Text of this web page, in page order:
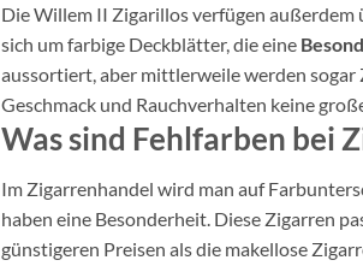
Die Willem II Zigarillosverfügen außerdem
sich um farbige Deckblätter, die eine
aussortiert, aber mittlerweile werden sogar
Geschmack und Rauchverhalten keine
Was sind Fehlfarben bei
Im Zigarrenhandel wird man auf
haben eine Besonderheit. Diese Zigarren
günstigeren Preisen als die makellose